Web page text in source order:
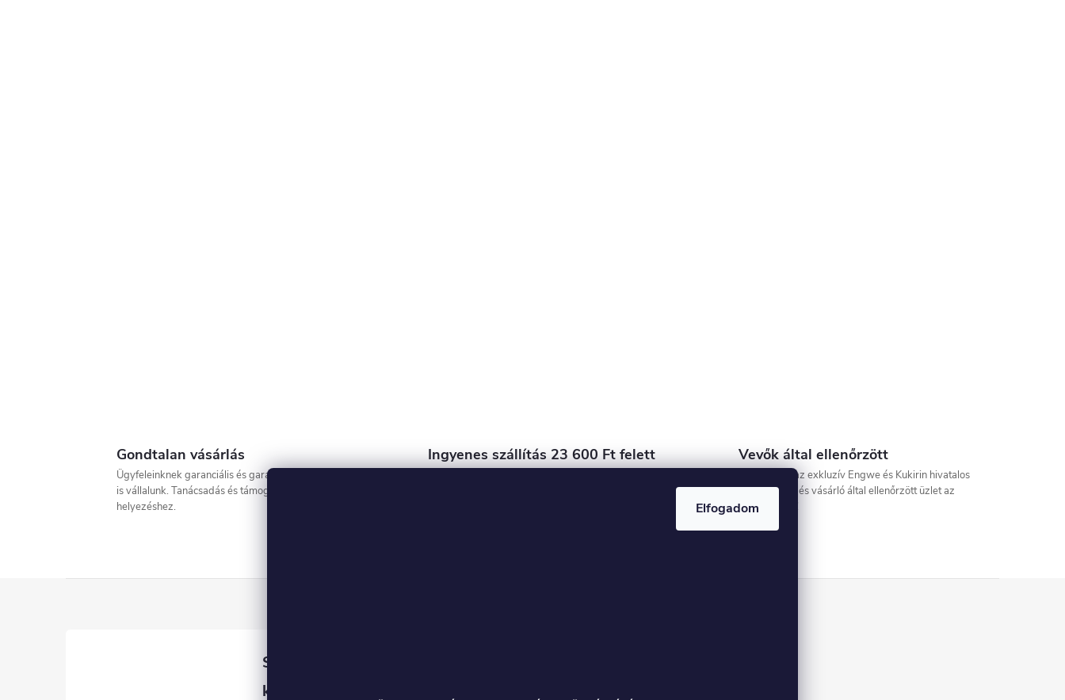
Elfogadom
Gondtalan vásárlás
Ügyfeleinknek garanciális és garancián túli szervizt
is vállalunk. Tanácsadás és támogatás az üzembe
helyezéshez.
Ingyenes szállítás 23 600 Ft felett Vevők által ellenőrzött
Mi vagyunk az exkluzív Engwe és Kukirin hivatalos
viszonteladó és vásárló által ellenőrzött üzlet az
Arukereso-n!